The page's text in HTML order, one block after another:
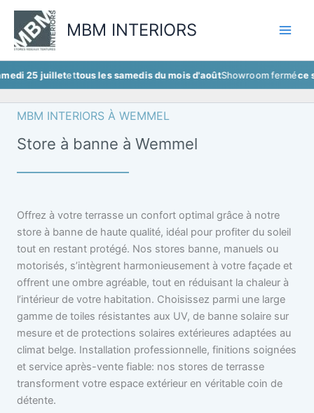
Aller
contenu
MBM INTERIORS
ettous les samedis du mois d'aoûtShowroom ferméce samedi
MBM INTERIORS À WEMMEL
Store à banne à Wemmel
Offrez à votre terrasse un confort optimal grâce à notre
store à banne de haute qualité, idéal pour profiter du soleil
tout en restant protégé. Nos stores banne, manuels ou
motorisés, s’intègrent harmonieusement à votre façade et
offrent une ombre agréable, tout en réduisant la chaleur à
l’intérieur de votre habitation. Choisissez parmi une large
gamme de toiles résistantes aux UV, de banne solaire sur
mesure et de protections solaires extérieures adaptées au
climat belge. Installation professionnelle, finitions soignées
et service après-vente fiable: nos stores de terrasse
transforment votre espace extérieur en véritable coin de
détente.